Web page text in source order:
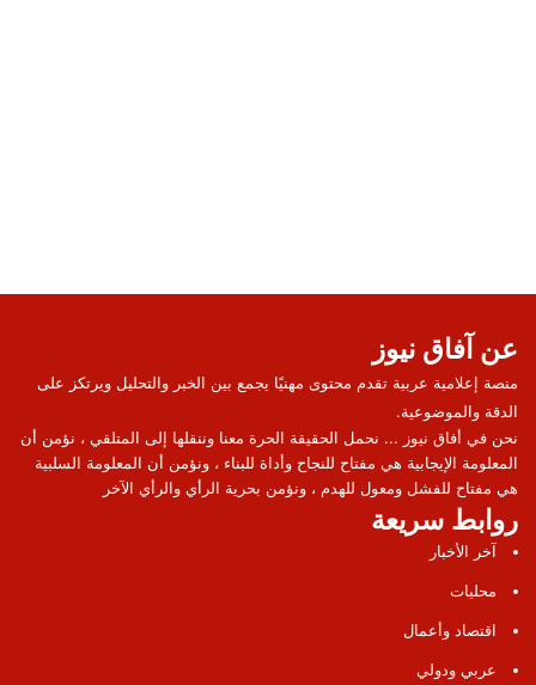
عن آفاق نيوز
منصة إعلامية عربية تقدم محتوى مهنيًا يجمع بين الخبر والتحليل ويرتكز على
الدقة والموضوعية.
نحن في أفاق نيوز ... نحمل الحقيقة الحرة معنا وننقلها إلى المتلقي ، نؤمن أن
المعلومة الإيجابية هي مفتاح للنجاح وأداة للبناء ، ونؤمن أن المعلومة السلبية
هي مفتاح للفشل ومعول للهدم ، ونؤمن بحرية الرأي والرأي الآخر
روابط سريعة
آخر الأخبار
محليات
اقتصاد وأعمال
عربي ودولي